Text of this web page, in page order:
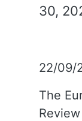
30,
22/09/
The
Review